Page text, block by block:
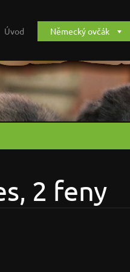
Úvod Německý ovčák
2 feny